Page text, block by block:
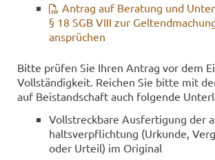
An­trag auf Be­ra­tung und
§ 18 SGB VIII zur
an­sprü­chen
Bitte prü­fen Sie Ihren An­trag vor dem
Voll­stän­dig­keit. Rei­chen Sie bitte mit
auf Bei­stand­schaft auch fol­gen­de
Voll­streck­ba­re Aus­fer­ti­gung der
halts­ver­pflich­tung (Ur­kun­de,
oder Ur­teil) im Ori­gi­nal